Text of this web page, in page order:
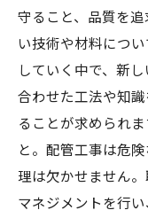
守ること、品質を
い技術や材料につ
していく中で、新
合わせた工法や知
ることが求められ
と。配管工事は危
理は欠かせません
マネジメントを行